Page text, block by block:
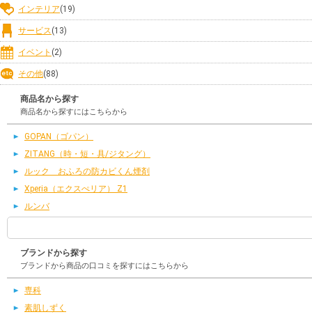
インテリア(19)
サービス (13)
イベント (2)
その他(88)
商品名から探す
商品名から探すにはこちらから
GOPAN（ゴパン）
ZITANG（時・短・具/ジタング）
ルック おふろの防カビくん煙剤
Xperia（エクスぺリア） Z1
ルンバ
ブランドから探す
ブランドから商品の口コミを探すにはこちらから
専科
素肌しずく